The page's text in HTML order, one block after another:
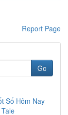
Report Page
Go
Số Hôm Nay